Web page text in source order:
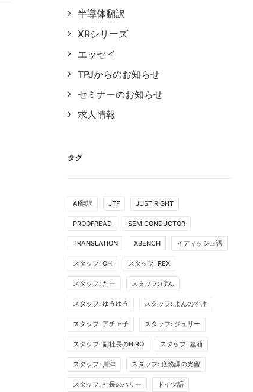
半導体翻訳
XRシリーズ
エッセイ
TPJからのお知らせ
セミナーのお知らせ
求人情報
タグ
AI翻訳 JTF JUST RIGHT
PROOFREAD SEMICONDUCTOR
TRANSLATION XBENCH イディッシュ語
スタッフ: CH スタッフ: REX
スタッフ: たー スタッフ: ぽん
スタッフ: ゆうゆう スタッフ: よんのすけ
スタッフ: アチャ子 スタッフ: ジュリー
スタッフ: 副社長のHIRO スタッフ: 嘉汕
スタッフ: 川津 スタッフ: 庶務課の光留
スタッフ: 社長のハリー ドイツ語